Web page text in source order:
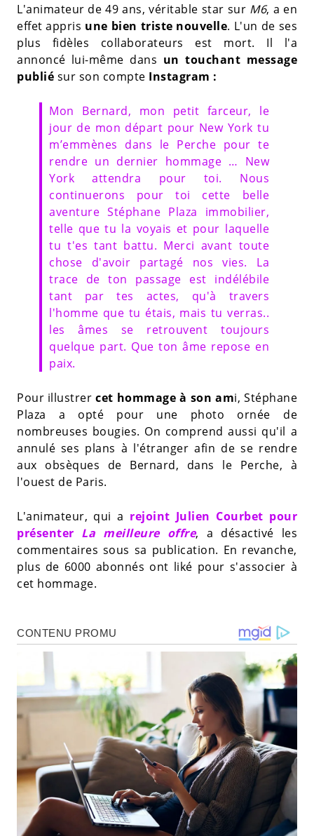
L'animateur de 49 ans, véritable star sur M6, a en
effet appris une bien triste nouvelle. L'un de ses
plus fidèles collaborateurs est mort. Il l'a
annoncé lui-même dans un touchant message
publié sur son compte Instagram :
Mon Bernard, mon petit farceur, le
jour de mon départ pour New York tu
m’emmènes dans le Perche pour te
rendre un dernier hommage … New
York attendra pour toi. Nous
continuerons pour toi cette belle
aventure Stéphane Plaza immobilier,
telle que tu la voyais et pour laquelle
tu t'es tant battu. Merci avant toute
chose d'avoir partagé nos vies. La
trace de ton passage est indélébile
tant par tes actes, qu'à travers
l'homme que tu étais, mais tu verras..
les âmes se retrouvent toujours
quelque part. Que ton âme repose en
paix.
Pour illustrercet hommage à son ami, Stéphane
Plaza a opté pour une photo ornée de
nombreuses bougies. On comprend aussi qu'il a
annulé ses plans à l'étranger afin de se rendre
aux obsèques de Bernard, dans le Perche, à
l'ouest de Paris.
L'animateur, qui a rejoint Julien Courbet pour
présenter La meilleure offre, a désactivé les
commentaires sous sa publication. En revanche,
plus de 6000 abonnés ont liké pour s'associer à
cet hommage.